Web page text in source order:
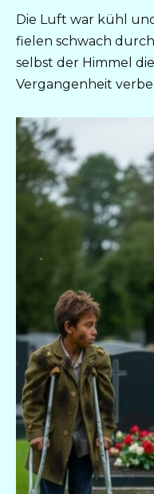
Die Luft war kühl
fielen schwach
selbst der Himmel
Vergangenheit